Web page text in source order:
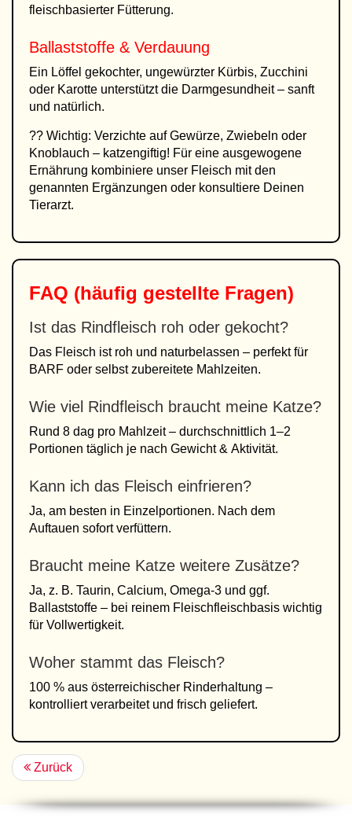
fleischbasierter Fütterung.
Ballaststoffe & Verdauung
Ein Löffel gekochter, ungewürzter Kürbis, Zucchini
oder Karotte unterstützt die Darmgesundheit – sanft
und natürlich.
?? Wichtig: Verzichte auf Gewürze, Zwiebeln oder
Knoblauch – katzengiftig! Für eine ausgewogene
Ernährung kombiniere unser Fleisch mit den
genannten Ergänzungen oder konsultiere Deinen
Tierarzt.
FAQ (häufig gestellte Fragen)
Ist das Rindfleisch roh oder gekocht?
Das Fleisch ist roh und naturbelassen – perfekt für
BARF oder selbst zubereitete Mahlzeiten.
Wie viel Rindfleisch braucht meine Katze?
Rund 8 dag pro Mahlzeit – durchschnittlich 1–2
Portionen täglich je nach Gewicht & Aktivität.
Kann ich das Fleisch einfrieren?
Ja, am besten in Einzelportionen. Nach dem
Auftauen sofort verfüttern.
Braucht meine Katze weitere Zusätze?
Ja, z. B. Taurin, Calcium, Omega-3 und ggf.
Ballaststoffe – bei reinem Fleischfleischbasis wichtig
für Vollwertigkeit.
Woher stammt das Fleisch?
100 % aus österreichischer Rinderhaltung –
kontrolliert verarbeitet und frisch geliefert.
Zurück